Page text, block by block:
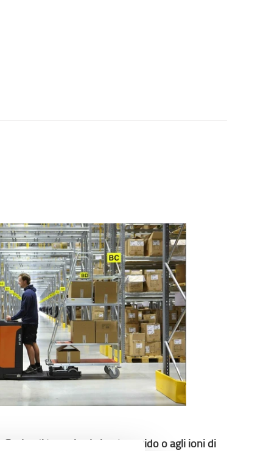
Scelta di batterie al piombo-acido o agli ioni di